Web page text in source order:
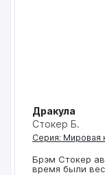
Дракула
Стокер Б.
Серия: Мировая
Брэм Стокер
время были